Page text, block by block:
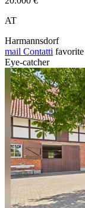
AT
Harmannsdorf
mail Contatti favorite
Eye-catcher